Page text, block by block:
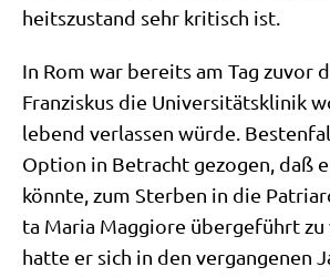
heits­zu­stand sehr kri­tisch ist.
In Rom war bereits am Tag zuvor
Fran­zis­kus die Uni­ver­si­täts­kli­nik
lebend ver­las­sen wür­de.
Opti­on in Betracht gezo­gen, daß
könn­te, zum Ster­ben in die
ta Maria Mag­gio­re über­ge­führt
hat­te er sich in den ver­gan­ge­nen